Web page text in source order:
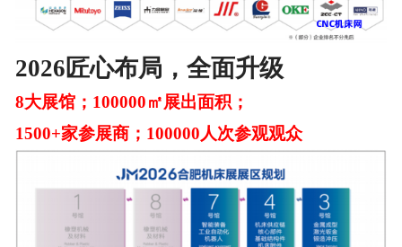
2026匠心布局，全面升级
8大展馆；100000㎡展出面积；
1500+家参展商；100000人次参观观众